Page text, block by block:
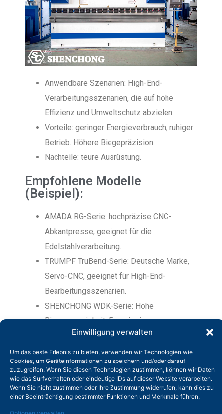
Einwilligung verwalten
Um das beste Erlebnis zu bieten, verwenden wir Technologien wie
Cookies, um Geräteinformationen zu speichern und/oder darauf
zuzugreifen. Wenn Sie diesen Technologien zustimmen, können wir Daten
wie das Surfverhalten oder eindeutige IDs auf dieser Website verarbeiten.
Wenn Sie nicht zustimmen oder Ihre Zustimmung widerrufen, kann dies zu
einer Beeinträchtigung bestimmter Funktionen und Merkmale führen.
Anwendbare Szenarien: High-End-
Verarbeitungsszenarien, die auf hohe
Effizienz und Umweltschutz abzielen.
Vorteile: geringer Energieverbrauch, ruhiger
Betrieb. Höhere Biegepräzision.
Nachteile: teure Ausrüstung.
Empfohlene Modelle
(Beispiel):
AMADA RG-Serie: hochpräzise CNC-
Abkantpresse, geeignet für die
Edelstahlverarbeitung.
TRUMPF TruBend-Serie: Deutsche Marke,
Servo-CNC, geeignet für High-End-
Bearbeitungsszenarien.
SHENCHONG WDK-Serie: Hohe
Biegegenauigkeit, Energieeinsparung,
geringe Geräuschentwicklung. Ausgestattet
mit Robotern kann es zu einer unbemannten
Biegeeinheit gemacht werden.